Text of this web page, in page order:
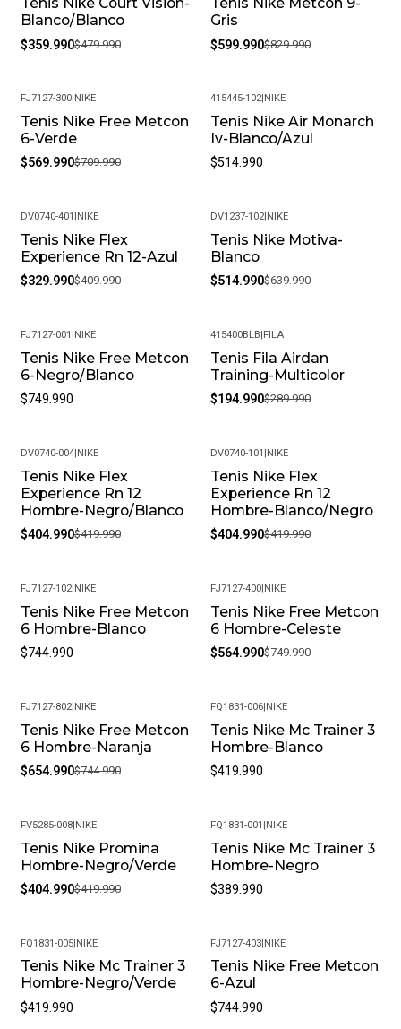
Blanco/Blanco
$359.990$479.990
Gris
$599.990$829.990
-20%
FJ7127-300| NIKE
Tenis Nike Free Metcon
6-Verde
$569.990$709.990
415445-102| NIKE
Tenis Nike Air Monarch
Iv-Blanco/Azul
$514.990
-20%
DV0740-401 NIKE
Tenis Nike Flex
Experience Rn 12-Azul
$329.990$409.990
-20%
DV1237-102| NIKE
Tenis Nike Motiva-
Blanco
$514.990$639.990
FJ7127-001 NIKE
Tenis Nike Free Metcon
6-Negro/Blanco
$749.990
-33%
415400BLB FILA
Tenis Fila Airdan
Training-Multicolor
$194.990$289.990
-4%
DV0740-004| NIKE
Tenis Nike Flex
Experience Rn 12
Hombre-Negro/Blanco
$404.990$419.990
-4%
DV0740-101 NIKE
Tenis Nike Flex
Experience Rn 12
Hombre-Blanco/Negro
$404.990$419.990
FJ7127-102| NIKE
Tenis Nike Free Metcon
6 Hombre-Blanco
$744.990
-25%
FJ7127-400 NIKE
Tenis Nike Free Metcon
6 Hombre-Celeste
$564.990$749.990
-12%
FJ7127-802|NIKE
Tenis Nike Free Metcon
6 Hombre-Naranja
$654.990$744.990
FQ1831-006|NIKE
Tenis Nike Mc Trainer 3
Hombre-Blanco
$419.990
-4%
FV5285-008|NIKE
Tenis Nike Promina
Hombre-Negro/Verde
$404.990$419.990
FQ1831-001 |NIKE
Tenis Nike Mc Trainer 3
Hombre-Negro
$389.990
FQ1831-005|NIKE
Tenis Nike Mc Trainer 3
Hombre-Negro/Verde
$419.990
FJ7127-403|NIKE
Tenis Nike Free Metcon
6-Azul
$744.990